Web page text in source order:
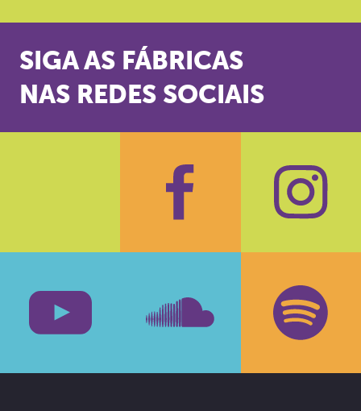
SIGA AS FÁBRICAS
NAS REDES SOCIAIS
Facebook